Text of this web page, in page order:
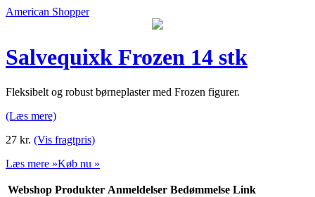
American Shopper
Salvequixk Frozen 14 stk
Fleksibelt og robust børneplaster med Frozen figurer.
(Læs mere)
27 kr. (Vis fragtpris)
Læs mere »Køb nu »
Webshop Produkter Anmeldelser Bedømmelse Link